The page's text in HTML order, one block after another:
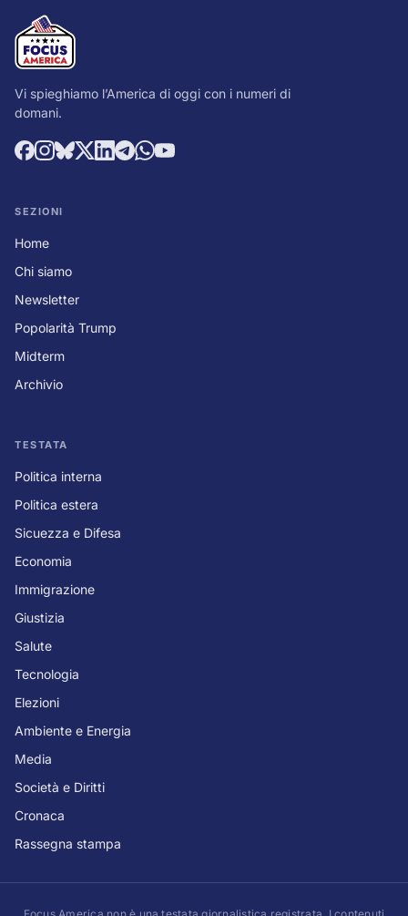
Vi spieghiamo l’America di oggi con i numeri di
domani.
SEZIONI
Home
Chi siamo
Newsletter
Popolarità Trump
Midterm
Archivio
TESTATA
Politica interna
Politica estera
Sicuezza e Difesa
Economia
Immigrazione
Giustizia
Salute
Tecnologia
Elezioni
Ambiente e Energia
Media
Società e Diritti
Cronaca
Rassegna stampa